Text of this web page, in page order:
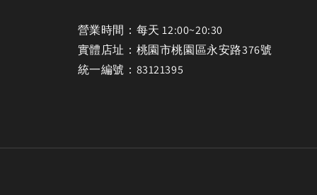
營業時間：每天 12:00~20:30
實體店址：桃園市桃園區永安路376號
統一編號：83121395